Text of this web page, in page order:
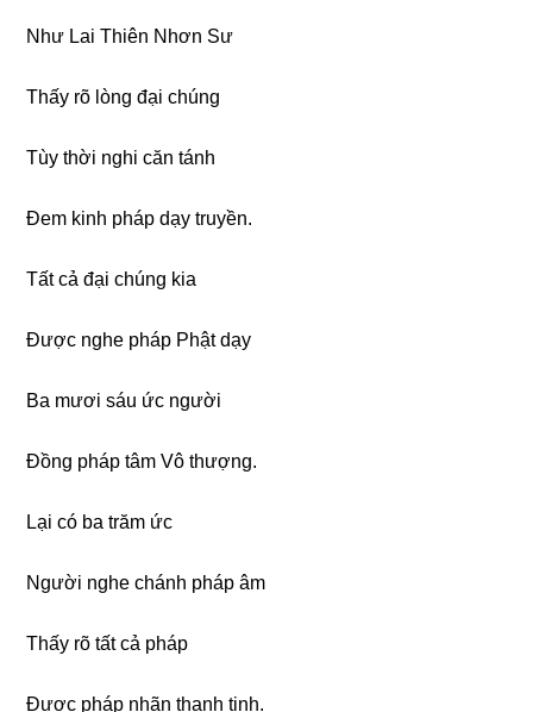
Như Lai Thiên Nhơn Sư
Thấy rõ lòng đại chúng
Tùy thời nghi căn tánh
Đem kinh pháp dạy truyền.
Tất cả đại chúng kia
Được nghe pháp Phật dạy
Ba mươi sáu ức người
Đồng pháp tâm Vô thượng.
Lại có ba trăm ức
Người nghe chánh pháp âm
Thấy rõ tất cả pháp
Được pháp nhãn thanh tịnh.